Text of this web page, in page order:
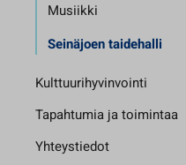
Musiikki
Seinäjoen taidehalli
Kulttuurihyvinvointi
Tapahtumia ja toimintaa
Yhteystiedot